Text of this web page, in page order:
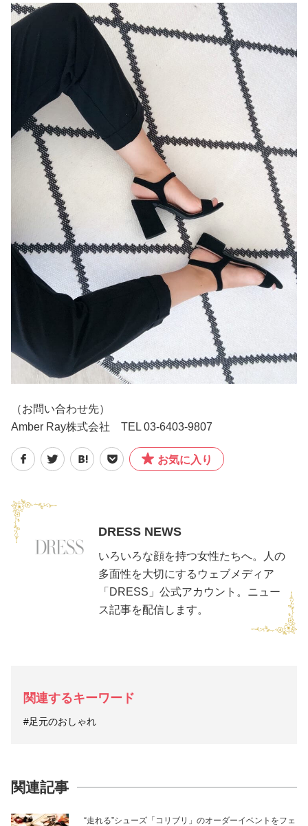
（お問い合わせ先）
Amber Ray株式会社 TEL 03-6403-9807
お気に入り
DRESS NEWS
いろいろな顔を持つ女性たちへ。人の
多面性を大切にするウェブメディア
「DRESS」公式アカウント。ニュー
ス記事を配信します。
関連するキーワード
#足元のおしゃれ
関連記事
“走れる”シューズ「コリブリ」のオーダーイベントをフェ